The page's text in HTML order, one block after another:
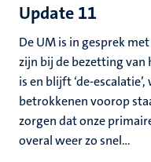
Update 11
De UM is in gesprek
zijn bij de bezetting van
is en blijft ‘de-
betrokkenen voorop
zorgen dat onze
overal weer zo snel...